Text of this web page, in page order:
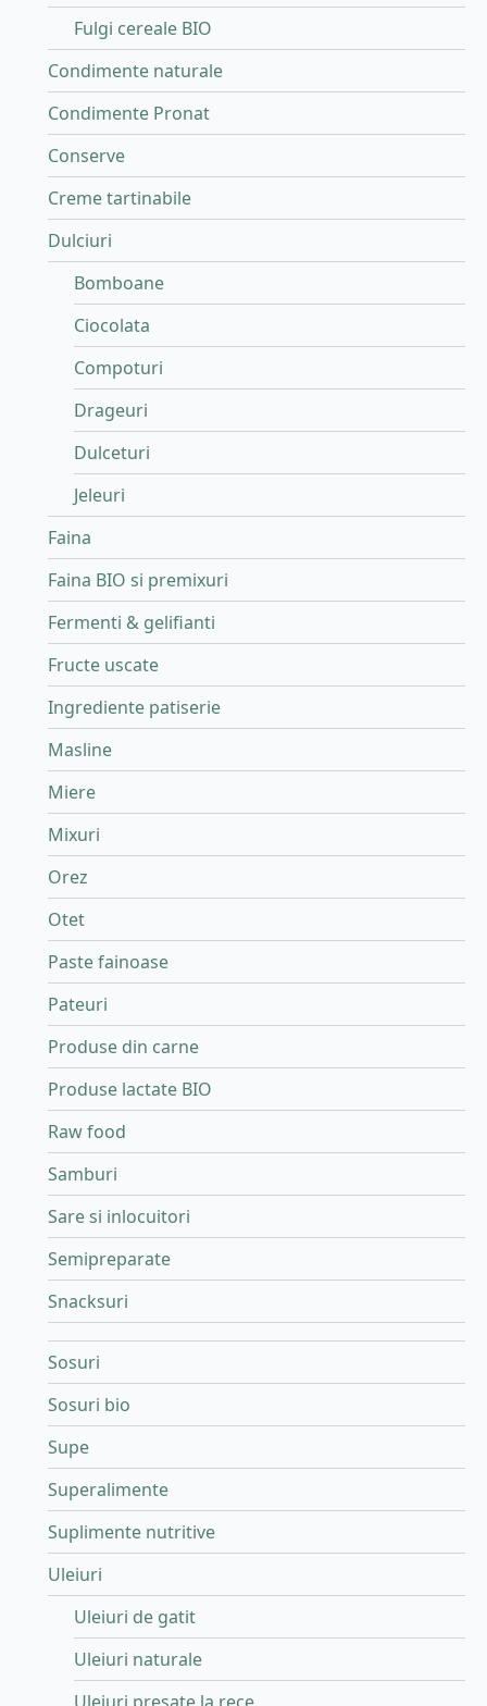
Fulgi cereale BIO
Condimente naturale
Condimente Pronat
Conserve
Creme tartinabile
Dulciuri
Bomboane
Ciocolata
Compoturi
Drageuri
Dulceturi
Jeleuri
Faina
Faina BIO si premixuri
Fermenti & gelifianti
Fructe uscate
Ingrediente patiserie
Masline
Miere
Mixuri
Orez
Otet
Paste fainoase
Pateuri
Produse din carne
Produse lactate BIO
Raw food
Samburi
Sare si inlocuitori
Semipreparate
Snacksuri
Sosuri
Sosuri bio
Supe
Superalimente
Suplimente nutritive
Uleiuri
Uleiuri de gatit
Uleiuri naturale